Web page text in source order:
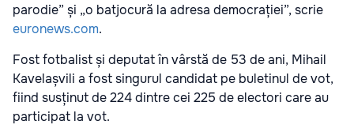
parodie” și „o batjocură la adresa democrației”, scrie
euronews.com.
Fost fotbalist și deputat în vârstă de 53 de ani, Mihail
Kavelașvili a fost singurul candidat pe buletinul de vot,
fiind susținut de 224 dintre cei 225 de electori care au
participat la vot.